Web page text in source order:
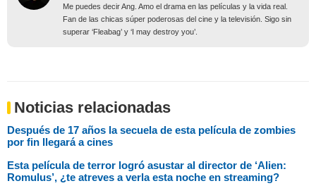
Me puedes decir Ang. Amo el drama en las películas y la vida real.
Fan de las chicas súper poderosas del cine y la televisión. Sigo sin
superar ‘Fleabag’ y ‘I may destroy you’.
Noticias relacionadas
Después de 17 años la secuela de esta película de zombies
por fin llegará a cines
Esta película de terror logró asustar al director de ‘Alien:
Romulus’, ¿te atreves a verla esta noche en streaming?